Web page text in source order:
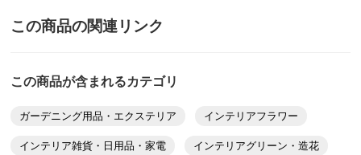
茎の部分に針金が入っておりますので、簡単に成形できま
いてください。
ススメできません。
・壁に掛ける場合は、別途商品の耐荷重に見合う掛け金具
この商品の関連リンク
この商品が含まれるカテゴリ
ガーデニング用品・エクステリア インテリアフラワー
インテリア雑貨・日用品・家電 インテリアグリーン・造花